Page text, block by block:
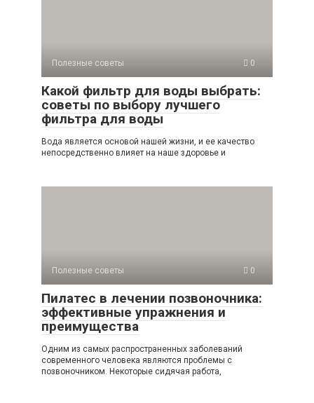
Полезные советы 0
Какой фильтр для воды выбрать:
советы по выбору лучшего
фильтра для воды
Вода является основой нашей жизни, и ее качество
непосредственно влияет на наше здоровье и
Полезные советы 0
Пилатес в лечении позвоночника:
эффективные упражнения и
преимущества
Одним из самых распространенных заболеваний
современного человека являются проблемы с
позвоночником. Некоторые сидячая работа,